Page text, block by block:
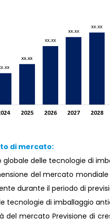
di mercato:
globale delle tecnologie di
del mercato
durante il periodo di
tecnologie di imballaggio
del mercato Previsione di